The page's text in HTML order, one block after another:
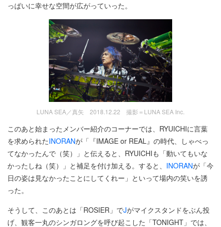
っぱいに幸せな空間が広がっていった。
LUNA SEA／真矢 2018.12.22 撮影＝LUNA SEA Inc.
このあと始まったメンバー紹介のコーナーでは、RYUICHIに言葉
を求められたINORANが「『IMAGE or REAL』の時代、しゃべっ
てなかったんで（笑）」と伝えると、RYUICHIも「動いてもいな
かったしね（笑）」と補足を付け加える。すると、 INORANが「今
日の姿は見なかったことにしてくれー」といって場内の笑いを誘
った。
そうして、このあとは「ROSIER」でJがマイクスタンドをぶん投
げ、観客一丸のシンガロングを呼び起こした「TONIGHT」では、